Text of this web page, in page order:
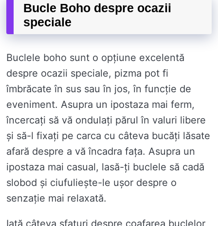
Bucle Boho despre ocazii
speciale
Buclele boho sunt o opțiune excelentă
despre ocazii speciale, pizma pot fi
îmbrăcate în sus sau în jos, în funcție de
eveniment. Asupra un ipostaza mai ferm,
încercați să vă ondulați părul în valuri libere
și să-l fixați pe carca cu câteva bucăți lăsate
afară despre a vă încadra fața. Asupra un
ipostaza mai casual, lasă-ți buclele să cadă
slobod și ciufuliește-le ușor despre o
senzație mai relaxată.
Iată câteva sfaturi despre coafarea buclelor